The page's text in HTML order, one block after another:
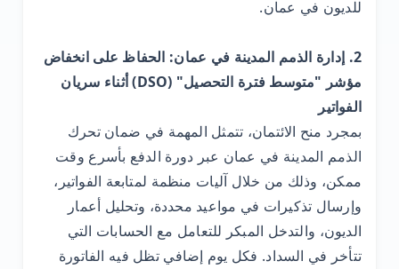
للديون في عمان.
2. إدارة الذمم المدينة في عمان: الحفاظ على انخفاض
مؤشر "متوسط ​​فترة التحصيل" (DSO) أثناء سريان
الفواتير
بمجرد منح الائتمان، تتمثل المهمة في ضمان تحرك
الذمم المدينة في عمان عبر دورة الدفع بأسرع وقت
ممكن، وذلك من خلال آليات منظمة لمتابعة الفواتير،
وإرسال تذكيرات في مواعيد محددة، وتحليل أعمار
الديون، والتدخل المبكر للتعامل مع الحسابات التي
تتأخر في السداد. فكل يوم إضافي تظل فيه الفاتورة